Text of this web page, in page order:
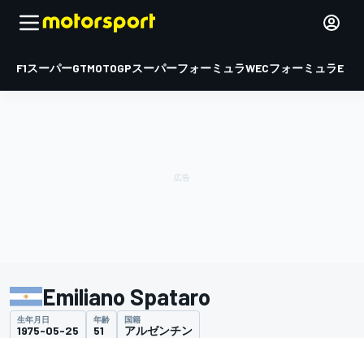
F1スーパーGTMOTOGPスーパーフォーミュラWECフォーミュラE
Emiliano Spataro
生年月日
1975-05-25
年齢
51
国籍
アルゼンチン